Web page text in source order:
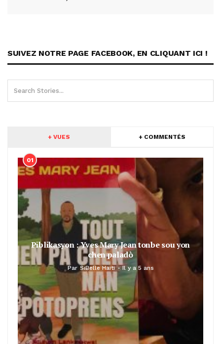
SUIVEZ NOTRE PAGE FACEBOOK, EN CLIQUANT ICI !
+ VUES + COMMENTÉS
01
Piblikasyon : Yves Mary Jean tonbe sou yon
chen paladò
Par SiBelle Haiti Il y a 5 ans